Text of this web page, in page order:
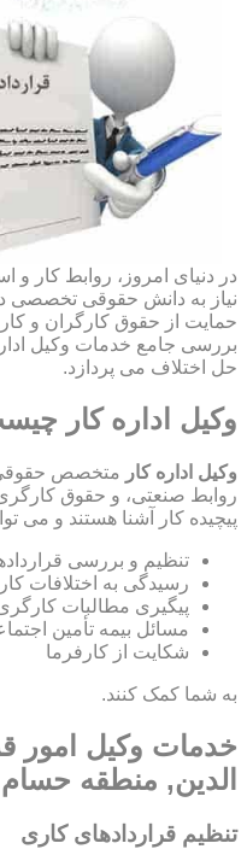
در دنیای امروز، روابط کار و
نیاز به دانش حقوقی تخصصی
حمایت از حقوق کارگران و
بررسی جامع خدمات وکیل
حل اختلاف می پردازد.
وکیل اداره کار
وکیل اداره کار متخصص حقوقی
روابط صنعتی، و حقوق
پیچیده کار آشنا هستند و می
تنظیم و بررسی
رسیدگی به اختلافات
پیگیری مطالبات
مسائل بیمه تأمین
شکایت از کارفرما
به شما کمک کنند.
خدمات وکیل امور
الدین, منطقه حسام
تنظیم قراردادهای کاری